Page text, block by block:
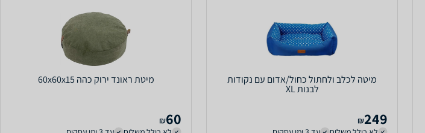
מיטה לכלב ולחתול כחול/אדום עם נקודות
לבנות XL
249
₪
מיטת ראונד ירוק כהה 60x60x15
60
₪